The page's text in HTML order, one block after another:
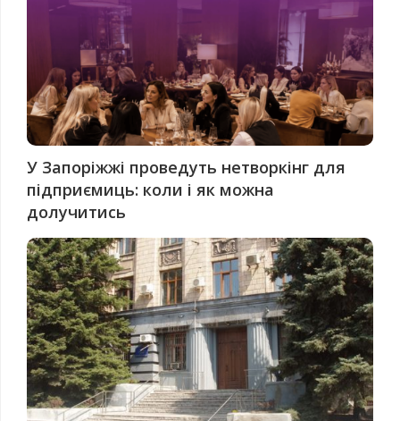
У Запоріжжі проведуть нетворкінг для
підприємиць: коли і як можна
долучитись